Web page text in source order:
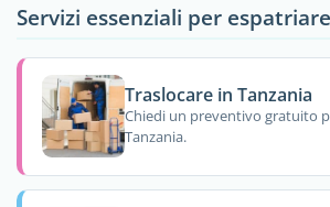
Servizi essenziali per espatriare
Traslocare in Tanzania
Chiedi un preventivo gratuito
Tanzania.